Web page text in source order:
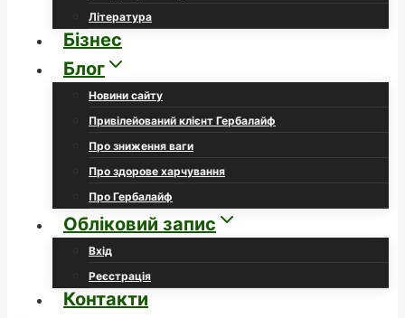
Література
Бізнес
Блог
Новини сайту
Привілейований клієнт Гербалайф
Про зниження ваги
Про здорове харчування
Про Гербалайф
Обліковий запис
Вхід
Реєстрація
Контакти